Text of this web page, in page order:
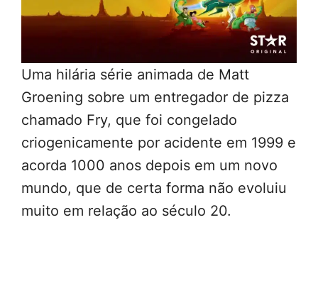
Uma hilária série animada de Matt
Groening sobre um entregador de pizza
chamado Fry, que foi congelado
criogenicamente por acidente em 1999 e
acorda 1000 anos depois em um novo
mundo, que de certa forma não evoluiu
muito em relação ao século 20.